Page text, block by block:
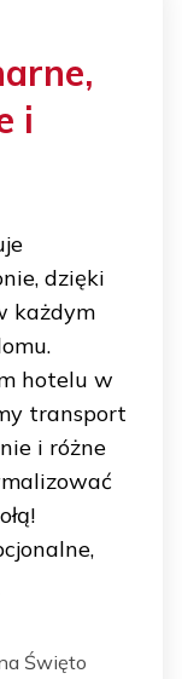
i
dzięki
każdym
hotelu w
transport
i różne
Święto